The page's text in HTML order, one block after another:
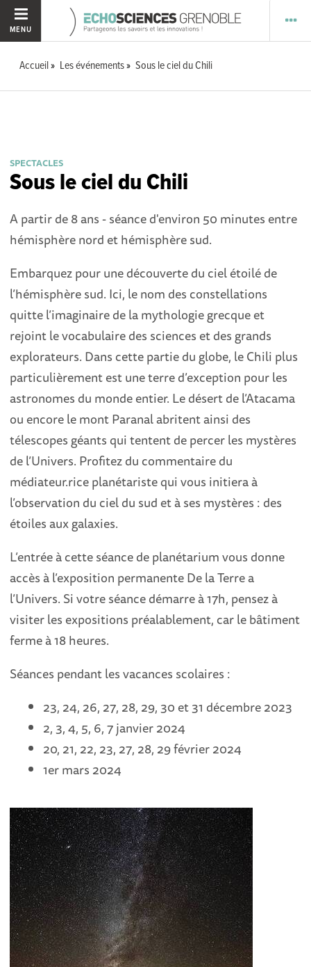
MENU
Accueil Les événements Sous le ciel du Chili
SPECTACLES
Sous le ciel du Chili
A partir de 8 ans - séance d'environ 50 minutes entre
hémisphère nord et hémisphère sud.
Embarquez pour une découverte du ciel étoilé de
l’hémisphère sud. Ici, le nom des constellations
quitte l’imaginaire de la mythologie grecque et
rejoint le vocabulaire des sciences et des grands
explorateurs. Dans cette partie du globe, le Chili plus
particulièrement est une terre d’exception pour les
astronomes du monde entier. Le désert de l’Atacama
ou encore le mont Paranal abritent ainsi des
télescopes géants qui tentent de percer les mystères
de l’Univers. Profitez du commentaire du
médiateur.rice planétariste qui vous initiera à
l’observation du ciel du sud et à ses mystères : des
étoiles aux galaxies.
L’entrée à cette séance de planétarium vous donne
accès à l’exposition permanente De la Terre a
l’Univers. Si votre séance démarre à 17h, pensez à
visiter les expositions préalablement, car le bâtiment
ferme à 18 heures.
Séances pendant les vacances scolaires :
23, 24, 26, 27, 28, 29, 30 et 31 décembre 2023
2, 3, 4, 5, 6, 7 janvier 2024
20, 21, 22, 23, 27, 28, 29 février 2024
1er mars 2024